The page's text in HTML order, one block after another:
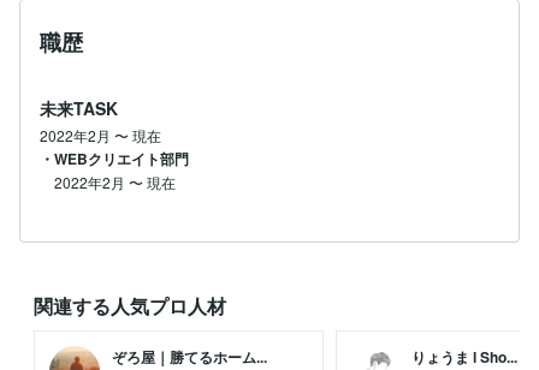
職歴
未来TASK
2022年2月 〜現在
・WEBクリエイト部門
2022年2月 〜現在
関連する人気プロ人材
ぞろ屋｜勝てるホーム... りょうま l Sho...